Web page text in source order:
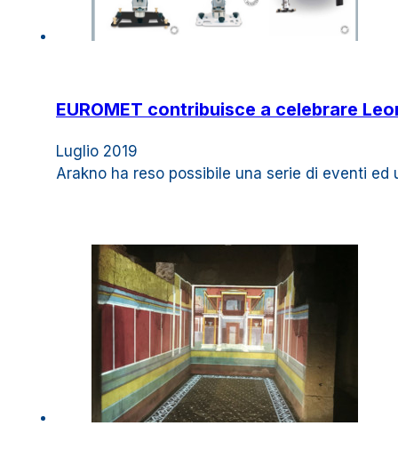
EUROMET contribuisce a celebrare
Luglio 2019
Arakno ha reso possibile una serie di eventi